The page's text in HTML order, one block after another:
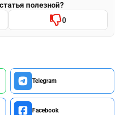
полезной?
0
Telegram
Facebook